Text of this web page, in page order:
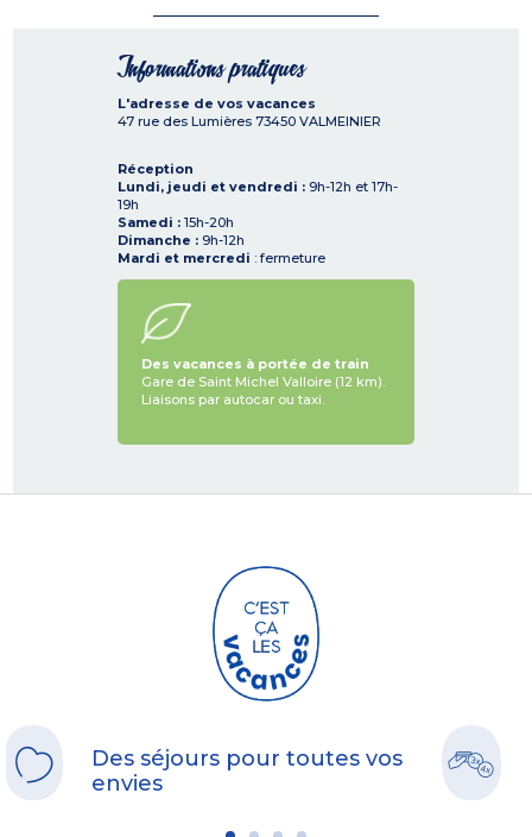
Informations pratiques
L'adresse de vos vacances
47 rue des Lumières 73450 VALMEINIER
Réception
Lundi, jeudi et vendredi : 9h-12h et 17h-
19h
Samedi : 15h-20h
Dimanche : 9h-12h
Mardi et mercredi : fermeture
Des vacances à portée de train
Gare de Saint Michel Valloire (12 km).
Liaisons par autocar ou taxi.
Des séjours pour toutes vos
envies